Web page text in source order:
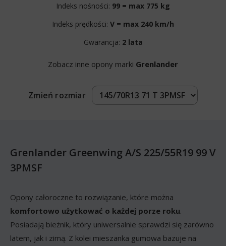
Indeks nośności: 99 = max 775 kg
Indeks prędkości: V = max 240 km/h
Gwarancja: 2 lata
Zobacz inne opony marki Grenlander
Zmień rozmiar
Grenlander Greenwing A/S 225/55R19 99 V
3PMSF
Opony całoroczne to rozwiązanie, które można
komfortowo użytkować o każdej porze roku.
Posiadają bieżnik, który uniwersalnie sprawdzi się zarówno
latem, jak i zimą. Z kolei mieszanka gumowa bazuje na